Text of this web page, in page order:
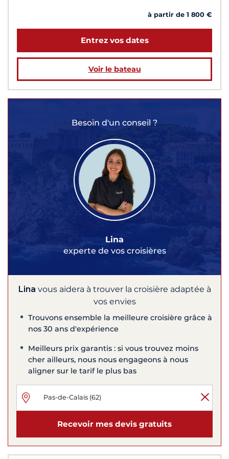
à partir de 1 800 €
Entrez vos dates
Voir le bateau
Besoin d'un conseil ?
Lina
experte de vos croisières
Lina vous aidera à trouver la croisière adaptée à
vos envies
Trouvons ensemble la meilleure croisière grâce à
nos 30 ans d'expérience
Meilleurs prix garantis : si vous trouvez moins
cher ailleurs, nous nous engageons à nous
aligner sur le tarif le plus bas
Recevoir mes devis gratuits